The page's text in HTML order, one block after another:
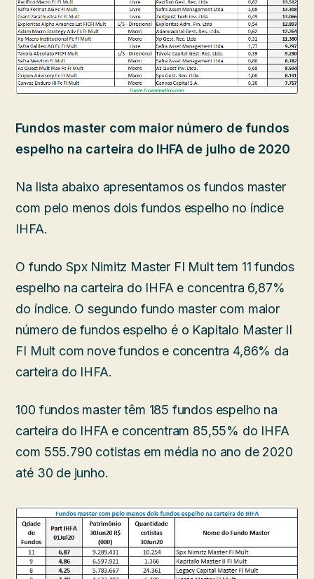
Fundos master com maior número de fundos
espelho na carteira do IHFA de julho de 2020
Na lista abaixo apresentamos os fundos master
com pelo menos dois fundos espelho no índice
IHFA.
O fundo Spx Nimitz Master FI Mult tem 11 fundos
espelho na carteira do IHFA e concentra 6,87%
do índice. O segundo fundo master com maior
número de fundos espelho é o Kapitalo Master II
FI Mult com nove fundos e concentra 4,86% da
carteira do IHFA.
100 fundos master têm 185 fundos espelho na
carteira do IHFA e concentram 85,55% do IHFA
com 555.790 cotistas em média no ano de 2020
até 30 de junho.